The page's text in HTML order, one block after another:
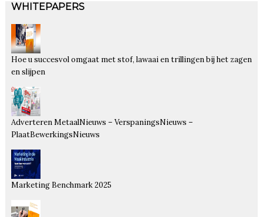
WHITEPAPERS
Hoe u succesvol omgaat met stof, lawaai en trillingen bij het zagen
en slijpen
Adverteren MetaalNieuws – VerspaningsNieuws –
PlaatBewerkingsNieuws
Marketing Benchmark 2025